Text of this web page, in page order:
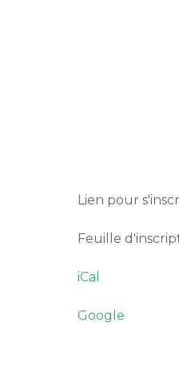
Lien pour
Feuille
iCal
Google